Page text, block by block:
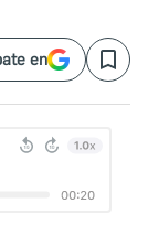
en Save